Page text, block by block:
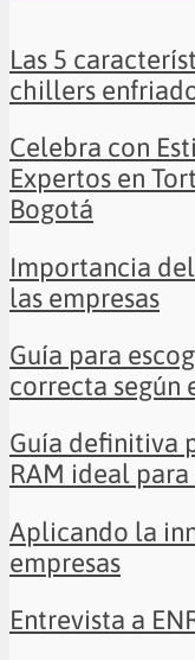
Las 5
chillers
Celebra con
Expertos en
Bogotá
Importancia
las empresas
Guía para
correcta según
Guía definitiva
RAM ideal para
Aplicando la
empresas
Entrevista a